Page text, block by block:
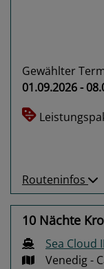
Gewählter
01.09.2026 -
Routeninfos
10 Nächte
Sea Cloud II
Venedig -